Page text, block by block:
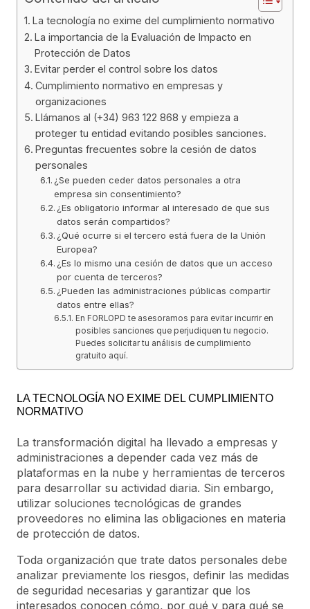
La tecnología no exime del cumplimiento normativo
La importancia de la Evaluación de Impacto en
Protección de Datos
Evitar perder el control sobre los datos
Cumplimiento normativo en empresas y
organizaciones
Llámanos al (+34) 963 122 868 y empieza a
proteger tu entidad evitando posibles sanciones.
Preguntas frecuentes sobre la cesión de datos
personales
¿Se pueden ceder datos personales a otra
empresa sin consentimiento?
¿Es obligatorio informar al interesado de que sus
datos serán compartidos?
¿Qué ocurre si el tercero está fuera de la Unión
Europea?
¿Es lo mismo una cesión de datos que un acceso
por cuenta de terceros?
¿Pueden las administraciones públicas compartir
datos entre ellas?
En FORLOPD te asesoramos para evitar incurrir en
posibles sanciones que perjudiquen tu negocio.
Puedes solicitar tu análisis de cumplimiento
gratuito aquí.
LA TECNOLOGÍA NO EXIME DEL CUMPLIMIENTO
NORMATIVO
La transformación digital ha llevado a empresas y
administraciones a depender cada vez más de
plataformas en la nube y herramientas de terceros
para desarrollar su actividad diaria. Sin embargo,
utilizar soluciones tecnológicas de grandes
proveedores no elimina las obligaciones en materia
de protección de datos.
Toda organización que trate datos personales debe
analizar previamente los riesgos, definir las medidas
de seguridad necesarias y garantizar que los
interesados conocen cómo, por qué y para qué se